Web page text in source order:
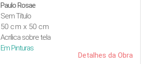
Paulo Rosae
Sem Título
50 cm x 50 cm
Acrílica sobre tela
Em Pinturas
Detalhes da Obra